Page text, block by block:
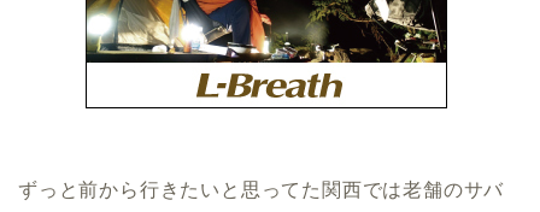
ずっと前から行きたいと思ってた関西では老舗のサバ